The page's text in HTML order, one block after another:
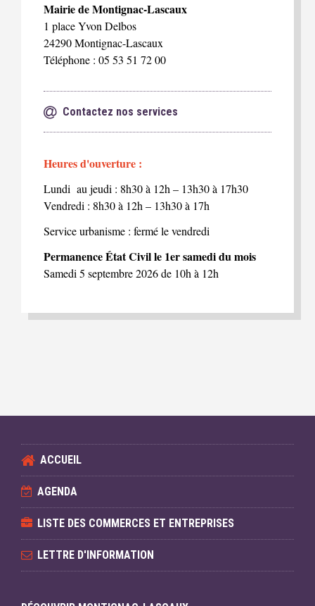
Mairie de Montignac-Lascaux
1 place Yvon Delbos
24290 Montignac-Lascaux
Téléphone : 05 53 51 72 00
Contactez nos services
Heures d'ouverture :
Lundi au jeudi : 8h30 à 12h – 13h30 à 17h30
Vendredi : 8h30 à 12h – 13h30 à 17h
Service urbanisme : fermé le vendredi
Permanence État Civil le 1er samedi du mois
Samedi 5 septembre 2026 de 10h à 12h
ACCUEIL
AGENDA
LISTE DES COMMERCES ET ENTREPRISES
LETTRE D'INFORMATION